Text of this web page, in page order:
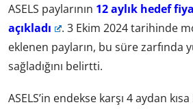
ASELS paylarının 12 aylık hedef
açıkladı
. 3 Ekim 2024 tarihinde
eklenen payların, bu süre zarfında
sağladığını belirtti.
ASELS’in endekse karşı 4 aydan